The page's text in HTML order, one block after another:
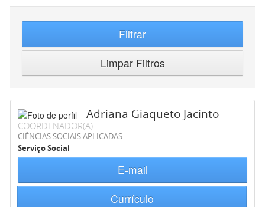
Filtrar
Limpar Filtros
Adriana Giaqueto Jacinto
COORDENADOR(A)
CIÊNCIAS SOCIAIS APLICADAS
Serviço Social
E-mail
Currículo